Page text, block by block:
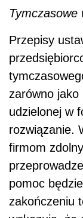
Przepisy
zarówno
udzielonej w
rozwiązanie.
firmom
pomoc
zakończeniu